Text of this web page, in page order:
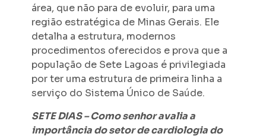
área, que não para de evoluir, para uma
região estratégica de Minas Gerais. Ele
detalha a estrutura, modernos
procedimentos oferecidos e prova que a
população de Sete Lagoas é privilegiada
por ter uma estrutura de primeira linha a
serviço do Sistema Único de Saúde.
SETE DIAS – Como senhor avalia a
importância do setor de cardiologia do